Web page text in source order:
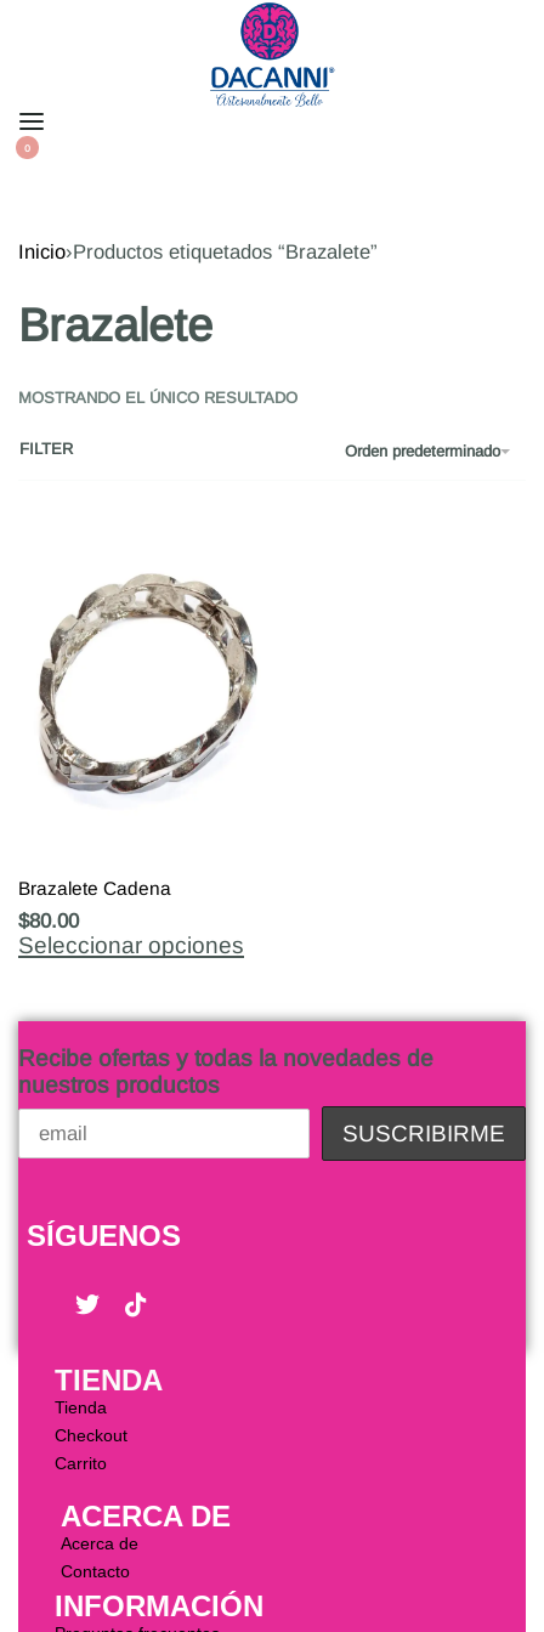
0
Inicio›Productos etiquetados “Brazalete”
Brazalete
MOSTRANDO EL ÚNICO RESULTADO
Orden predeterminado
FILTER
Brazalete Cadena
$80.00
Seleccionar opciones
Recibe ofertas y todas la novedades de
nuestros productos
SÍGUENOS
TIENDA
Tienda
Checkout
Carrito
ACERCA DE
Acerca de
Contacto
INFORMACIÓN